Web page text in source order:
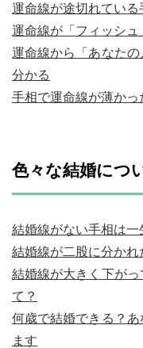
運命線が途切れている
運命線が「フィッシュ
運命線から「あなた
分かる
手相で運命線が薄か
色々な結婚につ
結婚線がない手相は一
結婚線が二股に分かれ
結婚線が大きく下が
て？
何歳で結婚できる？
ます